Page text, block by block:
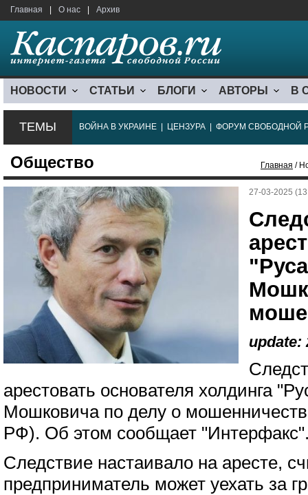
Главная О нас Архив
НОВОСТИ СТАТЬИ БЛОГИ АВТОРЫ В
ТЕМЫ ВОЙНА В УКРАИНЕ ЦЕНЗУРА ФОРУМ СВОБОДНОЙ
Общество Главная /
27-03-2025
update:
арестовать основателя холдинга
Мошковича по делу о
РФ). Об этом сообщает
Следствие настаивало на аресте,
предприниматель может уехать за